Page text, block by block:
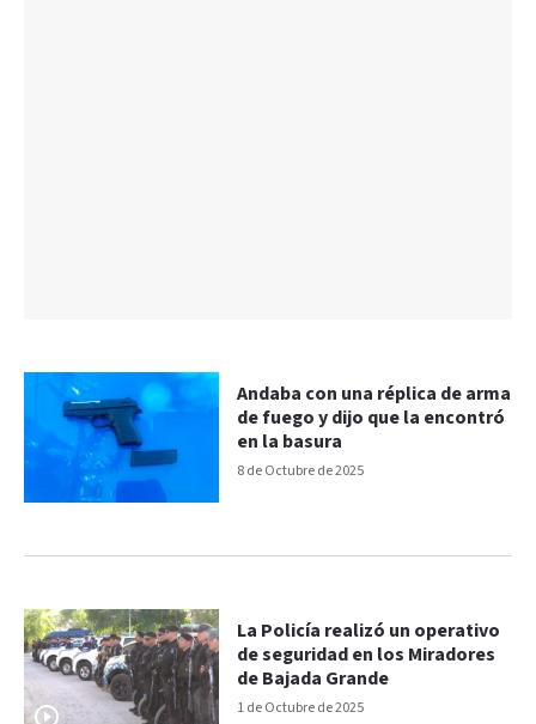
8 de Octubre de 2025
Andaba con una réplica de arma
de fuego y dijo que la encontró
en la basura
1 de Octubre de 2025
La Policía realizó un operativo
de seguridad en los Miradores
de Bajada Grande